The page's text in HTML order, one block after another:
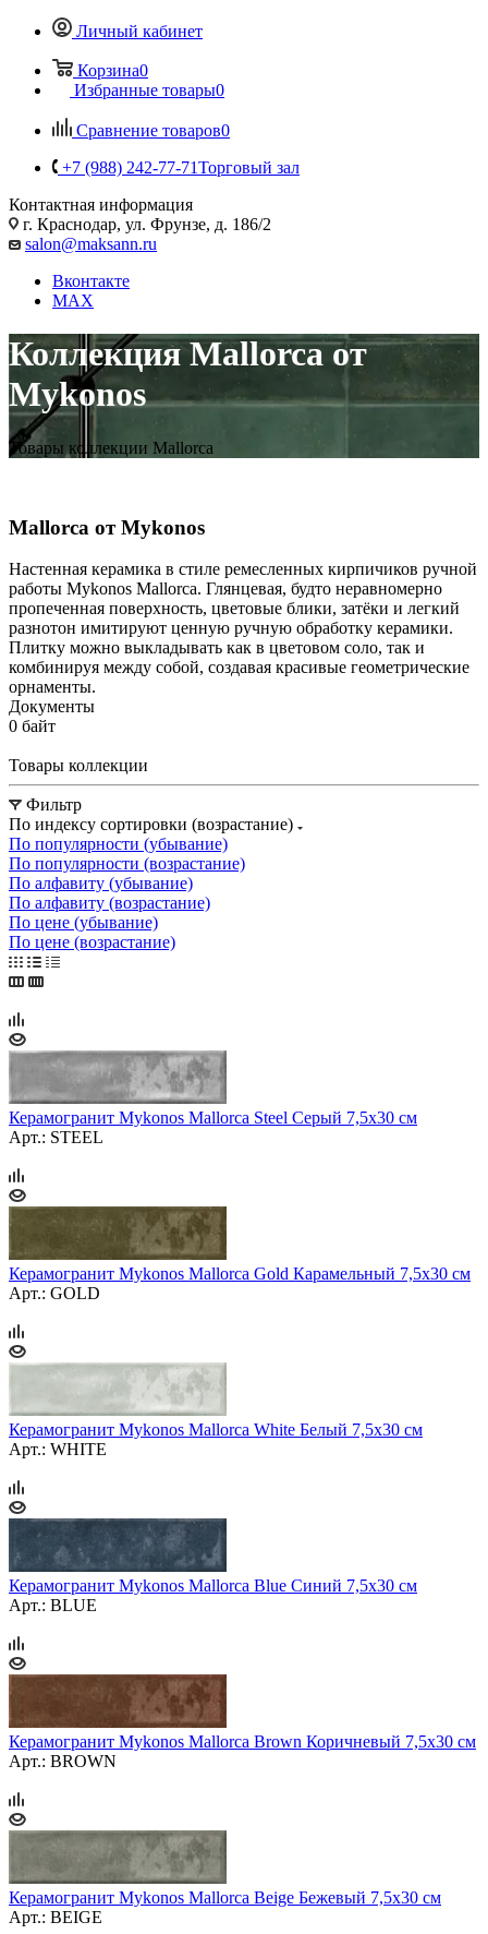
Личный кабинет
Корзина0
Избранные товары0
Сравнение товаров0
+7 (988) 242-77-71Торговый зал
Контактная информация
г. Краснодар, ул. Фрунзе, д. 186/2
salon@maksann.ru
Вконтакте
MAX
Коллекция Mallorca от
Mykonos
Товары коллекции Mallorca
Mallorca от Mykonos
Настенная керамика в стиле ремесленных кирпичиков ручной
работы Mykonos Mallorca. Глянцевая, будто неравномерно
пропеченная поверхность, цветовые блики, затёки и легкий
разнотон имитируют ценную ручную обработку керамики.
Плитку можно выкладывать как в цветовом соло, так и
комбинируя между собой, создавая красивые геометрические
орнаменты.
Документы
0 байт
Товары коллекции
Фильтр
По индексу сортировки (возрастание)
По популярности (убывание)
По популярности (возрастание)
По алфавиту (убывание)
По алфавиту (возрастание)
По цене (убывание)
По цене (возрастание)
Керамогранит Mykonos Mallorca Steel Серый 7,5x30 см
Арт.: STEEL
Керамогранит Mykonos Mallorca Gold Карамельный 7,5x30 см
Арт.: GOLD
Керамогранит Mykonos Mallorca White Белый 7,5x30 см
Арт.: WHITE
Керамогранит Mykonos Mallorca Blue Синий 7,5x30 см
Арт.: BLUE
Керамогранит Mykonos Mallorca Brown Коричневый 7,5x30 см
Арт.: BROWN
Керамогранит Mykonos Mallorca Beige Бежевый 7,5x30 см
Арт.: BEIGE